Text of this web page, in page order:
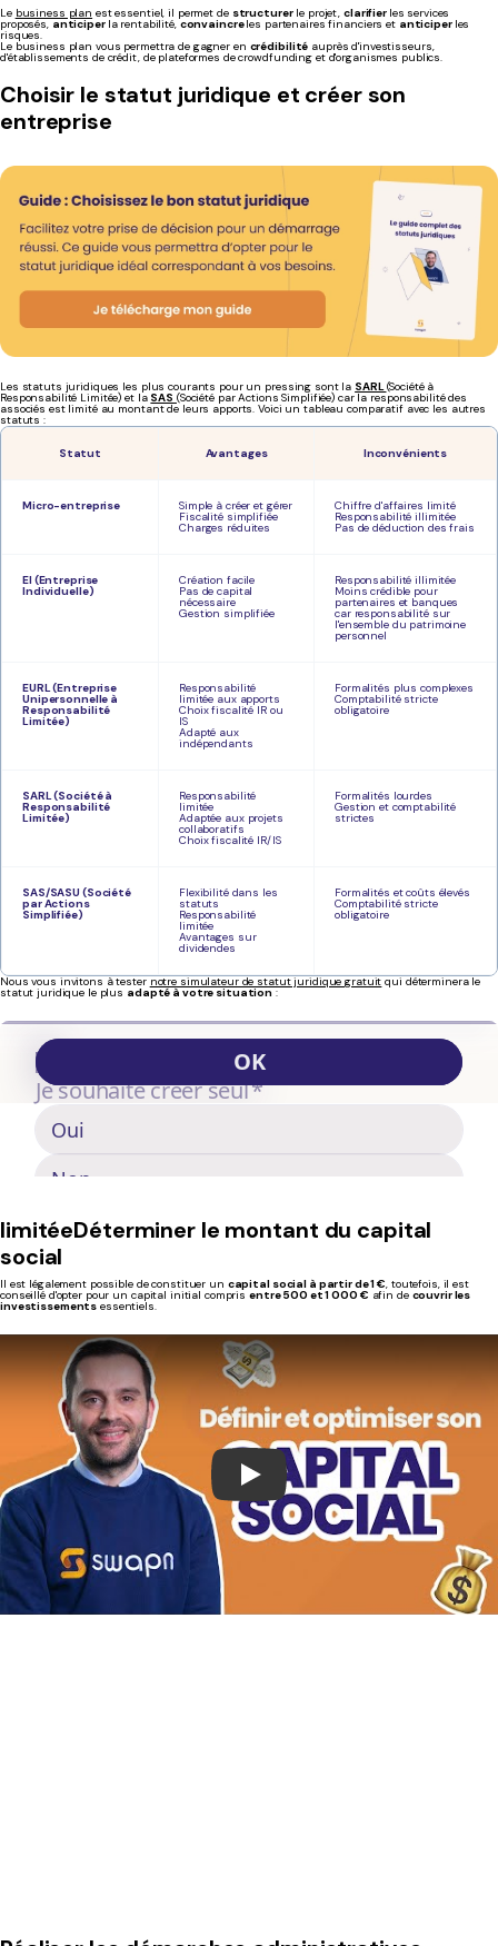
Le business plan est essentiel, il permet de structurerle projet, clarifier les services
proposés,anticiper la rentabilité,convaincreles partenaires financiers et anticiper les
risques.
Le business plan vous permettra de gagner en crédibilité auprès d'investisseurs,
d'établissements de crédit, de plateformes de crowdfunding et d'organismes publics.
Choisir le statut juridique et créer son
entreprise
Les statuts juridiques les plus courants pour un pressing sont la SARL(Société à
Responsabilité Limitée) et la SAS (Société par Actions Simplifiée) car la responsabilité des
associés est limité au montant de leurs apports. Voici un tableau comparatif avec les autres
statuts :
Statut Avantages Inconvénients
Micro-entreprise Simple à créer et gérer
Fiscalité simplifiée
Charges réduites
Chiffre d'affaires limité
Responsabilité illimitée
Pas de déduction des frais
EI (Entreprise
Individuelle)
Création facile
Pas de capital
nécessaire
Gestion simplifiée
Responsabilité illimitée
Moins crédible pour
partenaires et banques
car responsabilité sur
l'ensemble du patrimoine
personnel
EURL(Entreprise
Unipersonnelle à
Responsabilité
Limitée)
Responsabilité
limitée aux apports
Choix fiscalité IR ou
IS
Adapté aux
indépendants
Formalités plus complexes
Comptabilité stricte
obligatoire
SARL(Société à
Responsabilité
Limitée)
Responsabilité
limitée
Adaptée aux projets
collaboratifs
Choix fiscalité IR/IS
Formalités lourdes
Gestion et comptabilité
strictes
SAS/SASU (Société
par Actions
Simplifiée)
Flexibilité dans les
statuts
Responsabilité
limitée
Avantages sur
dividendes
Formalités et coûts élevés
Comptabilité stricte
obligatoire
Nous vous invitons à testernotre simulateur de statut juridique gratuitqui déterminera le
statut juridique le plus adapté à votre situation:
limitéeDéterminer le montant du capital
social
Il est légalement possible de constituer un capital social à partir de 1 €, toutefois, il est
conseillé d'opter pour un capital initial comprisentre 500 et 1 000 € afin de couvrir les
investissements essentiels.
Play